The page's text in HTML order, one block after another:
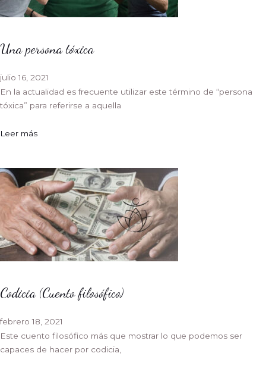
Una persona tóxica
julio 16, 2021
En la actualidad es frecuente utilizar este término de “persona
tóxica” para referirse a aquella
Leer más
Codicia (Cuento filosófico)
febrero 18, 2021
Este cuento filosófico más que mostrar lo que podemos ser
capaces de hacer por codicia,